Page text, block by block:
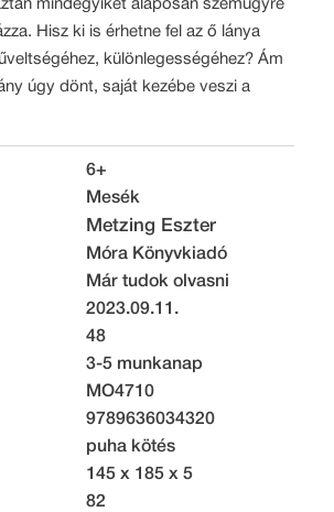
mindegyiket alaposan szemügyre
Hisz ki is érhetne fel az ő lánya
különlegességéhez? Ám
úgy dönt, saját kezébe veszi a
6+
Mesék
Metzing Eszter
Móra Könyvkiadó
Már tudok olvasni
2023.09.11.
48
3-5 munkanap
MO4710
9789636034320
puha kötés
145 x 185 x 5
82